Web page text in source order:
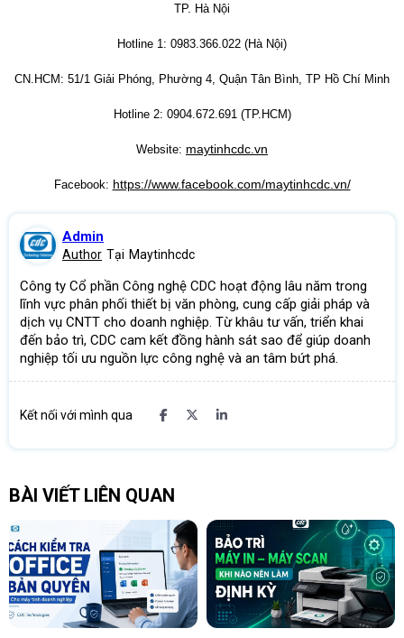
TP. Hà Nội
Hotline 1: 0983.366.022 (Hà Nội)
CN.HCM: 51/1 Giải Phóng, Phường 4, Quận Tân Bình, TP Hồ Chí Minh
Hotline 2: 0904.672.691 (TP.HCM)
Website: maytinhcdc.vn
Facebook: https://www.facebook.com/maytinhcdc.vn/
Admin
Author Tại Maytinhcdc
Công ty Cổ phần Công nghệ CDC hoạt động lâu năm trong
lĩnh vực phân phối thiết bị văn phòng, cung cấp giải pháp và
dịch vụ CNTT cho doanh nghiệp. Từ khâu tư vấn, triển khai
đến bảo trì, CDC cam kết đồng hành sát sao để giúp doanh
nghiệp tối ưu nguồn lực công nghệ và an tâm bứt phá.
Kết nối với mình qua
BÀI VIẾT LIÊN QUAN